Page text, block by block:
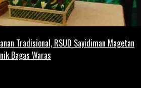
Tradisional, RSUD Sayidiman Magetan
Bagas Waras